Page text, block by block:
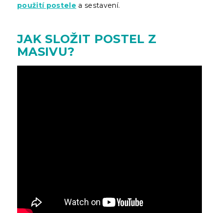
použití postele a sestavení.
JAK SLOŽIT POSTEL Z
MASIVU?